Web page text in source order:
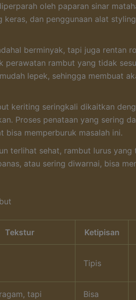
oleh paparan sinar
keras, dan penggunaan alat
berminyak, tapi juga rentan
perawatan rambut yang tidak
lepek, sehingga membuat
keriting seringkali dikaitkan
Proses penataan yang sering
bisa memperburuk masalah ini.
terlihat sehat, rambut lurus yang
atau sering diwarnai, bisa
Tekstur Ketipisan
Tipis
tapi
Bisa